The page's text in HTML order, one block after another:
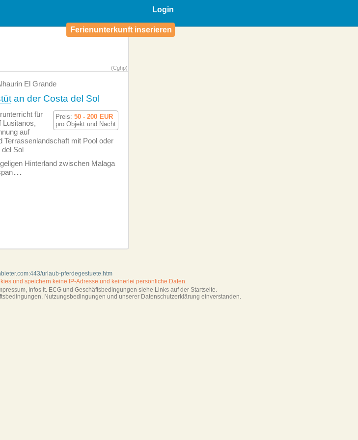
Login
Ferienunterkunft inserieren
(Cghp)
El Grande
an der Costa del Sol
Preis: 50 - 200 EUR
pro Objekt und Nacht
für
Lusitanos,
auf
Terrassenlandschaft mit Pool oder
del Sol
Hinterland zwischen Malaga
...
urlaub-pferdegestuete.htm
und speichern keine IP-Adresse und keinerlei persönliche Daten.
Infos lt. ECG und Geschäftsbedingungen siehe Links auf der Startseite.
Nutzungsbedingungen und unserer Datenschutzerklärung einverstanden.